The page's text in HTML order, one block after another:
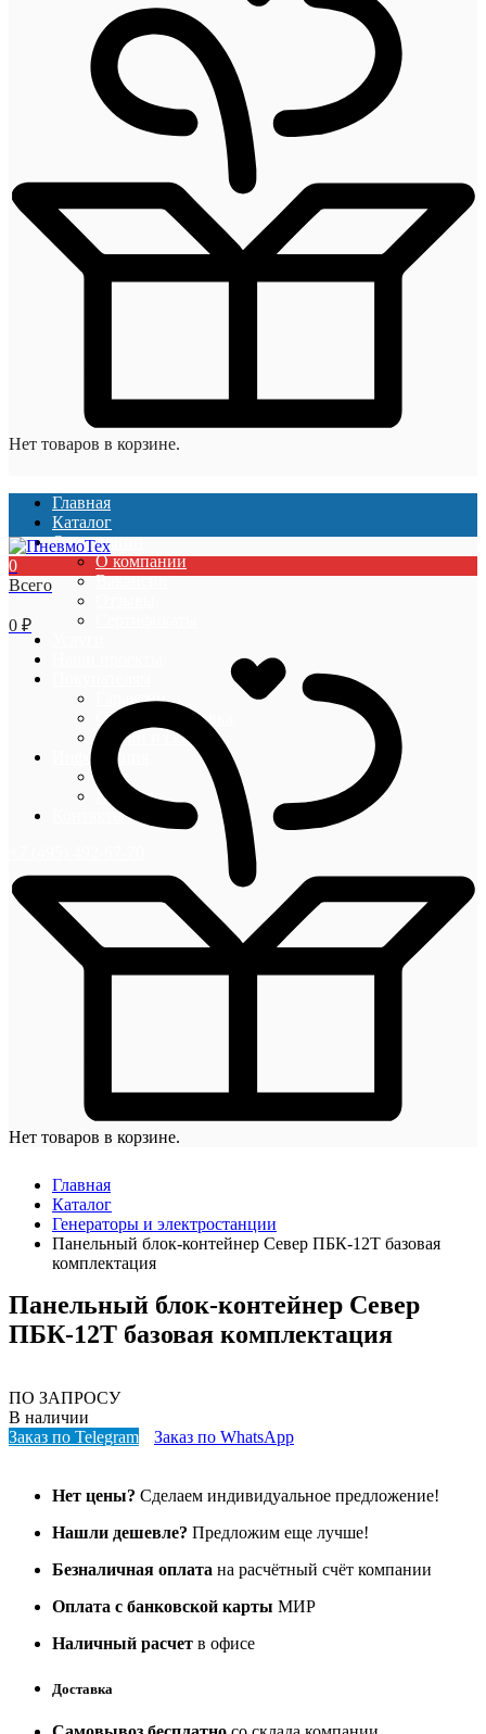
Нет товаров в корзине.
Главная
Каталог
О компании
О компании
Вакансии
Гарантии
Оплата и доставка
Акции и скидки
Информация
Блог
Новости
Контакты
0
Всего
0 ₽
Нет товаров в корзине.
Главная
Каталог
Генераторы и электростанции
Панельный блок-контейнер Север ПБК-12Т базовая
комплектация
Панельный блок-контейнер Север
ПБК-12Т базовая комплектация
ПО ЗАПРОСУ
В наличии
Заказ по Telegram
Заказ по WhatsApp
Нет цены? Сделаем индивидуальное предложение!
Нашли дешевле? Предложим еще лучше!
Безналичная оплата на расчётный счёт компании
Оплата с банковской карты МИР
Наличный расчет в офисе
Доставка